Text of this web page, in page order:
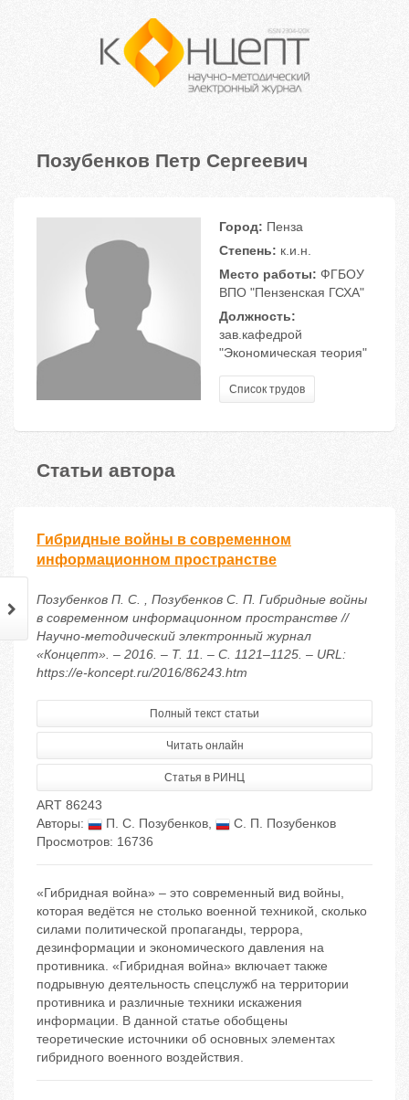
Позубенков Петр Сергеевич
Город: Пенза
Степень: к.и.н.
Место работы: ФГБОУ
ВПО "Пензенская ГСХА"
Должность:
зав.кафедрой
"Экономическая теория"
Список трудов
Статьи автора
Гибридные войны в современном
информационном пространстве
Позубенков П. С. , Позубенков С. П. Гибридные войны
в современном информационном пространстве //
Научно-методический электронный журнал
«Концепт». – 2016. – Т. 11. – С. 1121–1125. – URL:
https://e-koncept.ru/2016/86243.htm
Полный текст статьи
Читать онлайн
Статья в РИНЦ
ART 86243
Авторы:
П. С. Позубенков,
С. П. Позубенков
Просмотров: 16736
«Гибридная война» – это современный вид войны,
которая ведётся не столько военной техникой, сколько
силами политической пропаганды, террора,
дезинформации и экономического давления на
противника. «Гибридная война» включает также
подрывную деятельность спецслужб на территории
противника и различные техники искажения
информации. В данной статье обобщены
теоретические источники об основных элементах
гибридного военного воздействия.